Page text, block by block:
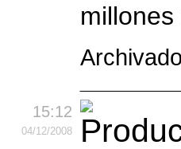
15:12
04/12/2008